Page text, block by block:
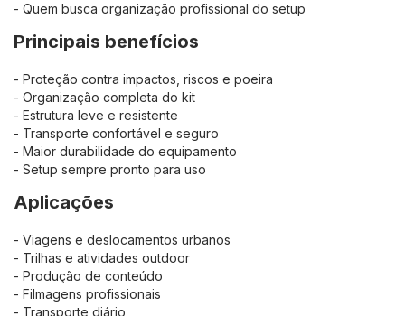
- Quem busca organização profissional do setup
Principais benefícios
- Proteção contra impactos, riscos e poeira
- Organização completa do kit
- Estrutura leve e resistente
- Transporte confortável e seguro
- Maior durabilidade do equipamento
- Setup sempre pronto para uso
Aplicações
- Viagens e deslocamentos urbanos
- Trilhas e atividades outdoor
- Produção de conteúdo
- Filmagens profissionais
- Transporte diário